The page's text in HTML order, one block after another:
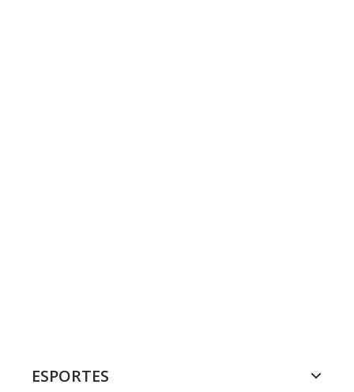
ESPORTES